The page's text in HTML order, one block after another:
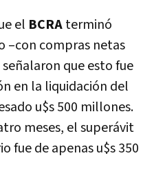
el BCRAterminó
–con compras netas
que esto fue
en la liquidación del
u$s 500 millones.
meses, el superávit
fue de apenas u$s 350